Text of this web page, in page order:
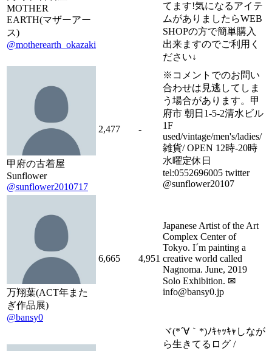
MOTHER
EARTH(マザーアー
ス)
@motherearth_okazaki
てます!気になるアイテ
ムがありましたらWEB
SHOPの方で簡単購入
出来ますのでご利用く
ださい↓
甲府の古着屋
Sunflower
@sunflower2010717
2,477 -
※コメントでのお問い
合わせは見逃してしま
う場合があります。甲
府市 朝日1-5-2清水ビル
1F
used/vintage/men's/ladies/
雑貨/ OPEN 12時-20時
水曜定休日
tel:0552696005 twitter
@sunflower20107
万翔葉(ACT年また
ぎ作品展)
@bansy0
6,665 4,951
Japanese Artist of the Art
Complex Center of
Tokyo. I´m painting a
creative world called
Nagnoma. June, 2019
Solo Exhibition. ✉
info@bansy0.jp
ヾ(*´∀｀*)ﾉｷｬｯｷｬしなが
ら生きてるログ /